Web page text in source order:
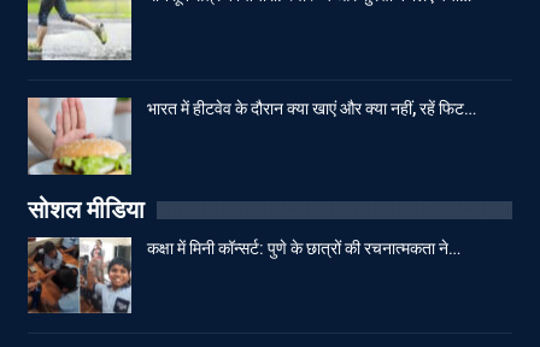
भारत में हीटवेव के दौरान क्या खाएं और क्या नहीं, रहें फिट…
सोशल मीडिया
कक्षा में मिनी कॉन्सर्ट: पुणे के छात्रों की रचनात्मकता ने…